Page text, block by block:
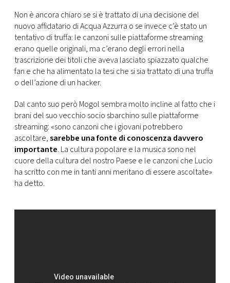
Non è ancora chiaro se si è trattato di una decisione del
nuovo affidatario di Acqua Azzurra o se invece c’è stato un
tentativo di truffa: le canzoni sulle piattaforme streaming
erano quelle originali, ma c’erano degli errori nella
trascrizione dei titoli che aveva lasciato spiazzato qualche
fan e che ha alimentato la tesi che si sia trattato di una truffa
o dell’azione di un hacker.
Dal canto suo però Mogol sembra molto incline al fatto che i
brani del suo vecchio socio sbarchino sulle piattaforme
streaming: «sono canzoni che i giovani potrebbero
ascoltare,sarebbe una fonte di conoscenza davvero
importante. La cultura popolare e la musica sono nel
cuore della cultura del nostro Paese e le canzoni che Lucio
ha scritto con me in tanti anni meritano di essere ascoltate»
ha detto.